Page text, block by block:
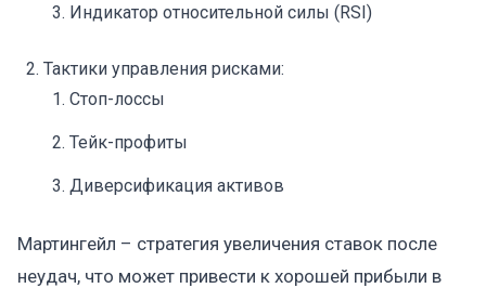
Индикатор относительной силы (RSI)
Тактики управления рисками:
Стоп-лоссы
Тейк-профиты
Диверсификация активов
Мартингейл – стратегия увеличения ставок после
неудач, что может привести к хорошей прибыли в